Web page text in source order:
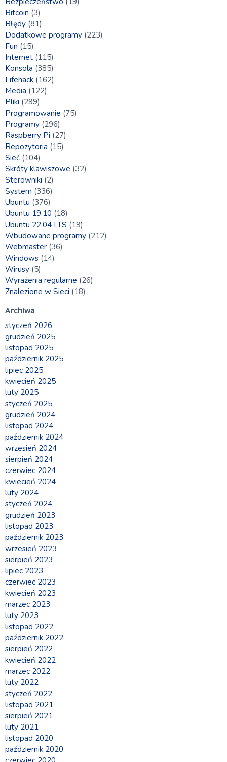
Bitcoin (3)
Błędy (81)
Dodatkowe programy (223)
Fun (15)
Internet (115)
Konsola (385)
Lifehack (162)
Media (122)
Pliki (299)
Programowanie (75)
Programy (296)
Raspberry Pi (27)
Repozytoria (15)
Sieć (104)
Skróty klawiszowe (32)
Sterowniki (2)
System (336)
Ubuntu (376)
Ubuntu 19.10 (18)
Ubuntu 22.04 LTS (19)
Wbudowane programy (212)
Webmaster (36)
Windows (14)
Wirusy (5)
Wyrażenia regularne (26)
Znalezione w Sieci (18)
Archiwa
styczeń 2026
grudzień 2025
listopad 2025
październik 2025
lipiec 2025
kwiecień 2025
luty 2025
styczeń 2025
grudzień 2024
listopad 2024
październik 2024
wrzesień 2024
sierpień 2024
czerwiec 2024
kwiecień 2024
luty 2024
styczeń 2024
grudzień 2023
listopad 2023
październik 2023
wrzesień 2023
sierpień 2023
lipiec 2023
czerwiec 2023
kwiecień 2023
marzec 2023
luty 2023
listopad 2022
październik 2022
sierpień 2022
kwiecień 2022
marzec 2022
luty 2022
styczeń 2022
listopad 2021
sierpień 2021
luty 2021
listopad 2020
październik 2020